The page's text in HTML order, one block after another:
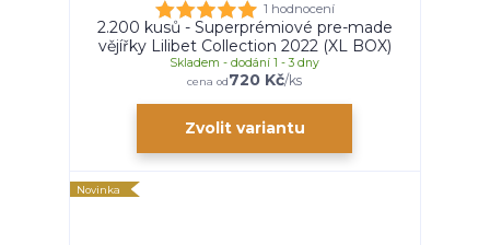
1 hodnocení
2.200 kusů - Superprémiové pre-made
vějířky Lilibet Collection 2022 (XL BOX)
cena od720 Kč/ks
Skladem - dodání 1 - 3 dny
Zvolit variantu
Novinka